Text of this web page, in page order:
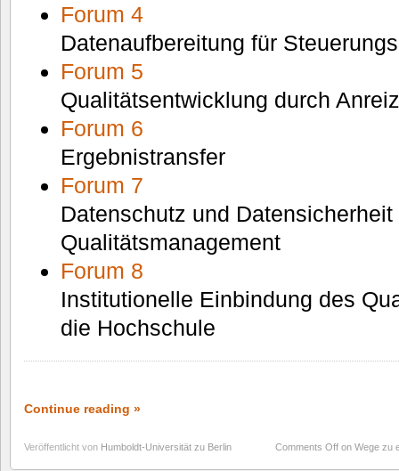
Forum 4
Datenaufbereitung für
Forum 5
Qualitätsentwicklung durch
Forum 6
Ergebnistransfer
Forum 7
Datenschutz und Datensicherheit
Qualitätsmanagement
Forum 8
Institutionelle Einbindung des
die Hochschule
Continue reading »
Veröffentlicht von Humboldt-Universität zu Berlin Comments Off on Wege zu